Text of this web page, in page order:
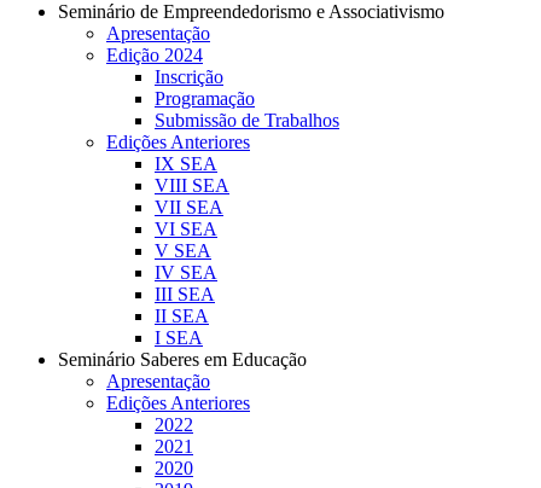
Seminário de Empreendedorismo e Associativismo
Apresentação
Edição 2024
Inscrição
Programação
Submissão de Trabalhos
Edições Anteriores
IX SEA
VIII SEA
VII SEA
VI SEA
V SEA
IV SEA
III SEA
II SEA
I SEA
Seminário Saberes em Educação
Apresentação
Edições Anteriores
2022
2021
2020